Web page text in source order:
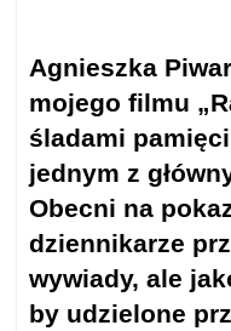
Agnieszka
mojego filmu
śladami
jednym z
Obecni na
dziennikarze
wywiady, ale
by udzielone